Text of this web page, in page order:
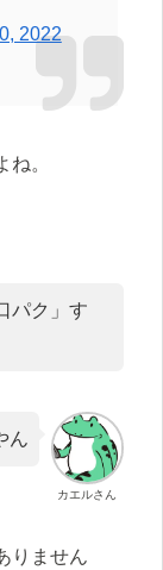
2022
。
パク」す
カエルさん
ん
りません